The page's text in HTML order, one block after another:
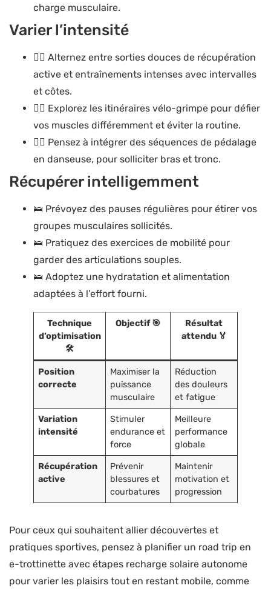
charge musculaire.
Varier l’intensité
🚴‍♂️ Alternez entre sorties douces de récupération
active et entraînements intenses avec intervalles
et côtes.
🚴‍♂️ Explorez les itinéraires vélo-grimpe pour défier
vos muscles différemment et éviter la routine.
🚴‍♂️ Pensez à intégrer des séquences de pédalage
en danseuse, pour solliciter bras et tronc.
Récupérer intelligemment
🛌 Prévoyez des pauses régulières pour étirer vos
groupes musculaires sollicités.
🛌 Pratiquez des exercices de mobilité pour
garder des articulations souples.
🛌 Adoptez une hydratation et alimentation
adaptées à l’effort fourni.
Technique
d’optimisation
🛠️
Objectif 🎯
Résultat
attendu 🏅
Position
correcte
Maximiser la
puissance
musculaire
Réduction
des douleurs
et fatigue
Variation
intensité
Stimuler
endurance et
force
Meilleure
performance
globale
Récupération
active
Prévenir
blessures et
courbatures
Maintenir
motivation et
progression
Pour ceux qui souhaitent allier découvertes et
pratiques sportives, pensez à planifier un road trip en
e-trottinette avec étapes recharge solaire autonome
pour varier les plaisirs tout en restant mobile, comme